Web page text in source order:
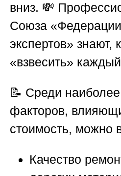
вниз. 💸
Союза
экспертов» знают,
«взвесить»
📝 Среди
факторов,
стоимость, можно
Качество